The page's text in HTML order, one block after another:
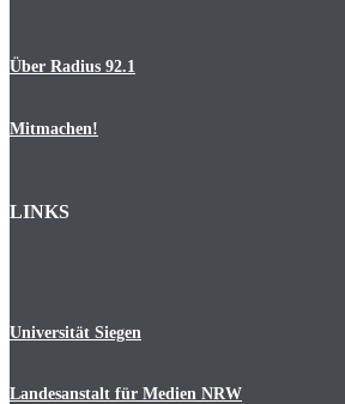
Über Radius 92.1
Mitmachen!
LINKS
Universität Siegen
Landesanstalt für Medien NRW